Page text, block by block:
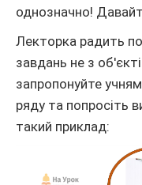
однозначно!
Лекторка радить
завдань не з
запропонуйте
ряду та попросіть
такий приклад: